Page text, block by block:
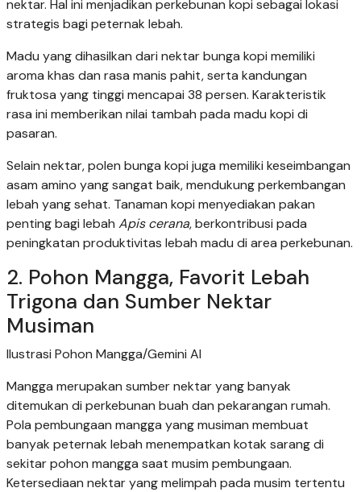
nektar. Hal ini menjadikan perkebunan kopi sebagai lokasi
strategis bagi peternak lebah.
Madu yang dihasilkan dari nektar bunga kopi memiliki
aroma khas dan rasa manis pahit, serta kandungan
fruktosa yang tinggi mencapai 38 persen. Karakteristik
rasa ini memberikan nilai tambah pada madu kopi di
pasaran.
Selain nektar, polen bunga kopi juga memiliki keseimbangan
asam amino yang sangat baik, mendukung perkembangan
lebah yang sehat. Tanaman kopi menyediakan pakan
penting bagi lebah Apis cerana, berkontribusi pada
peningkatan produktivitas lebah madu di area perkebunan.
2. Pohon Mangga, Favorit Lebah
Trigona dan Sumber Nektar
Musiman
Ilustrasi Pohon Mangga/Gemini AI
Mangga merupakan sumber nektar yang banyak
ditemukan di perkebunan buah dan pekarangan rumah.
Pola pembungaan mangga yang musiman membuat
banyak peternak lebah menempatkan kotak sarang di
sekitar pohon mangga saat musim pembungaan.
Ketersediaan nektar yang melimpah pada musim tertentu